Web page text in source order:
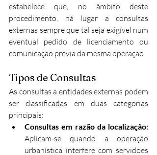
estabelece que, no âmbito deste
procedimento, há lugar a consultas
externas sempre que tal seja exigível num
eventual pedido de licenciamento ou
comunicação prévia da mesma operação.​​
Tipos de Consultas
As consultas a entidades externas podem
ser classificadas em duas categorias
principais:​
Aplicam-se quando a operação
urbanística interfere com servidões